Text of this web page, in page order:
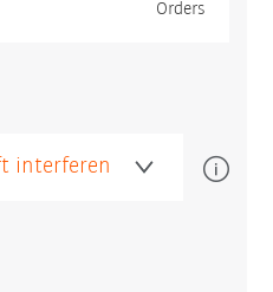
Orders